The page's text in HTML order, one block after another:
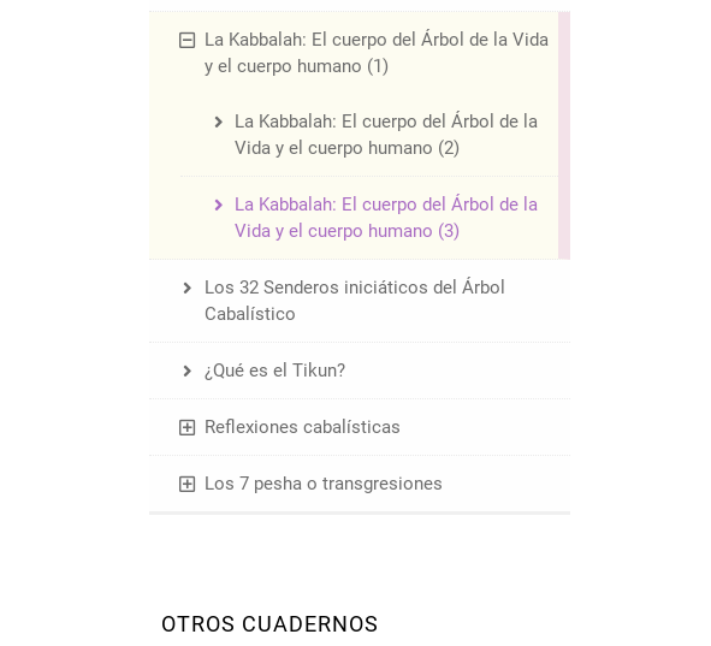
La Kabbalah: El cuerpo del Árbol de la Vida
y el cuerpo humano (1)
La Kabbalah: El cuerpo del Árbol de la
Vida y el cuerpo humano (2)
La Kabbalah: El cuerpo del Árbol de la
Vida y el cuerpo humano (3)
Los 32 Senderos iniciáticos del Árbol
Cabalístico
¿Qué es el Tikun?
Reflexiones cabalísticas
Los 7 pesha o transgresiones
OTROS CUADERNOS